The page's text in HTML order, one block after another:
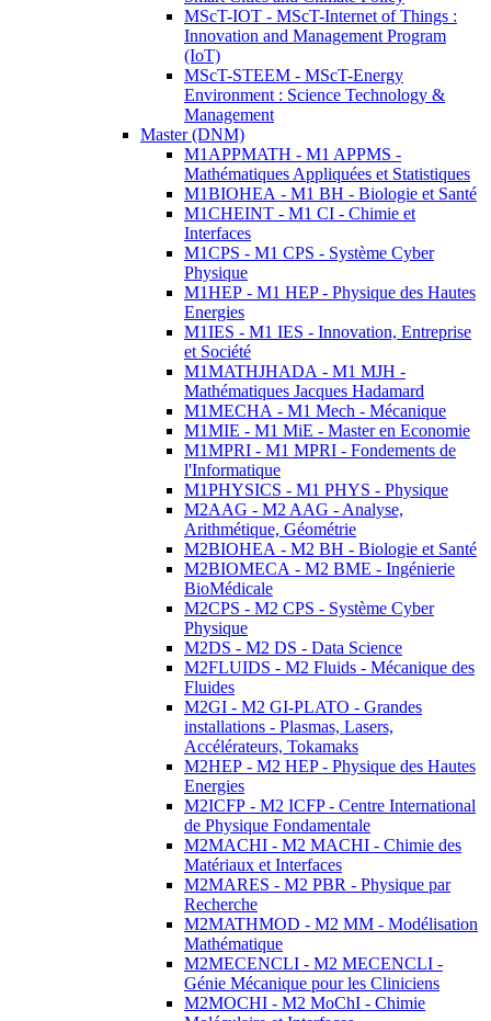
MScT-IOT - MScT-Internet of Things :
Innovation and Management Program
(IoT)
MScT-STEEM - MScT-Energy
Environment : Science Technology &
Management
Master (DNM)
M1APPMATH - M1 APPMS -
Mathématiques Appliquées et Statistiques
M1BIOHEA - M1 BH - Biologie et Santé
M1CHEINT - M1 CI - Chimie et
Interfaces
M1CPS - M1 CPS - Système Cyber
Physique
M1HEP - M1 HEP - Physique des Hautes
Energies
M1IES - M1 IES - Innovation, Entreprise
et Société
M1MATHJHADA - M1 MJH -
Mathématiques Jacques Hadamard
M1MECHA - M1 Mech - Mécanique
M1MIE - M1 MiE - Master en Economie
M1MPRI - M1 MPRI - Fondements de
l'Informatique
M1PHYSICS - M1 PHYS - Physique
M2AAG - M2 AAG - Analyse,
Arithmétique, Géométrie
M2BIOHEA - M2 BH - Biologie et Santé
M2BIOMECA - M2 BME - Ingénierie
BioMédicale
M2CPS - M2 CPS - Système Cyber
Physique
M2DS - M2 DS - Data Science
M2FLUIDS - M2 Fluids - Mécanique des
Fluides
M2GI - M2 GI-PLATO - Grandes
installations - Plasmas, Lasers,
Accélérateurs, Tokamaks
M2HEP - M2 HEP - Physique des Hautes
Energies
M2ICFP - M2 ICFP - Centre International
de Physique Fondamentale
M2MACHI - M2 MACHI - Chimie des
Matériaux et Interfaces
M2MARES - M2 PBR - Physique par
Recherche
M2MATHMOD - M2 MM - Modélisation
Mathématique
M2MECENCLI - M2 MECENCLI -
Génie Mécanique pour les Cliniciens
M2MOCHI - M2 MoChI - Chimie